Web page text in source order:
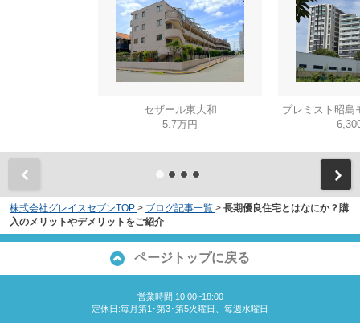
セザール東大和
5.7万円
プレミスト昭島
株式会社グレイスセブンTOP > ブログ記事一覧 > 長期優良住宅とはなにか？購
入のメリットやデメリットをご紹介
ページトップに戻る
営業時間:10:00~18:00
定休日:毎月第1･第3･第5火曜日、毎週水曜日